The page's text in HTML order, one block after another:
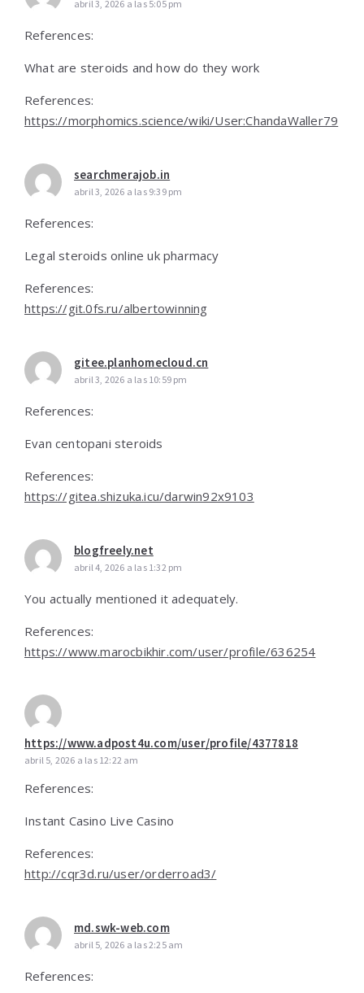
abril 3, 2026 a las 5:05 pm
References:
What are steroids and how do they work
References:
https://morphomics.science/wiki/User:ChandaWaller79
searchmerajob.in
abril 3, 2026 a las 9:39 pm
References:
Legal steroids online uk pharmacy
References:
https://git.0fs.ru/albertowinning
gitee.planhomecloud.cn
abril 3, 2026 a las 10:59 pm
References:
Evan centopani steroids
References:
https://gitea.shizuka.icu/darwin92x9103
blogfreely.net
abril 4, 2026 a las 1:32 pm
You actually mentioned it adequately.
References:
https://www.marocbikhir.com/user/profile/636254
https://www.adpost4u.com/user/profile/4377818
abril 5, 2026 a las 12:22 am
References:
Instant Casino Live Casino
References:
http://cqr3d.ru/user/orderroad3/
md.swk-web.com
abril 5, 2026 a las 2:25 am
References: